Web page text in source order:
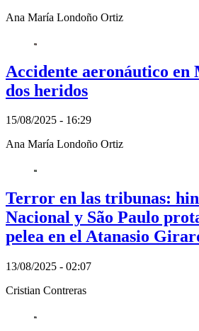
Ana María Londoño Ortiz
Accidente aeronáutico en
dos heridos
15/08/2025 - 16:29
Ana María Londoño Ortiz
Terror en las tribunas:
Nacional y São Paulo
pelea en el Atanasio
13/08/2025 - 02:07
Cristian Contreras